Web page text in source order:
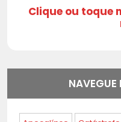
Clique ou toque
NAVEGUE